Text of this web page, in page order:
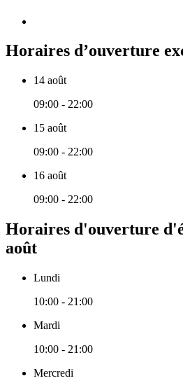
Horaires d’ouverture
14 août
09:00 - 22:00
15 août
09:00 - 22:00
16 août
09:00 - 22:00
Horaires d'ouverture
août
Lundi
10:00 - 21:00
Mardi
10:00 - 21:00
Mercredi